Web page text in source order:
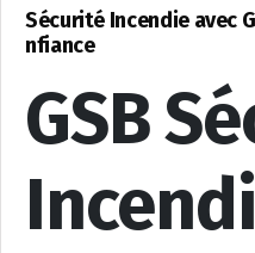
Sécurité Incendie avec
nfiance
GSB